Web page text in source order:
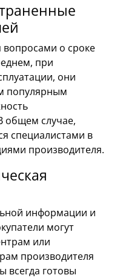
вопросами о сроке
при
они
популярным
общем случае,
специалистами в
производителя.
информации и
могут
или
производителя
всегда готовы